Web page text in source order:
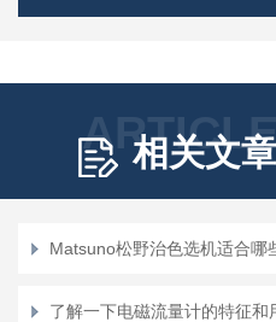
ARTICLE
相关文章
了解一下电磁流量计的特征和